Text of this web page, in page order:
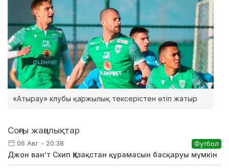
«Атырау» клубы қаржылық тексерістен өтіп жатыр
Соңғы жаңалықтар
06 Авг - 20:38 Футбол
Джон ван’т Схип Қазақстан құрамасын басқаруы мүмкін